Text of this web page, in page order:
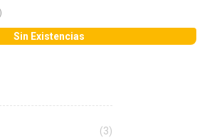
Sin Existencias
(3)